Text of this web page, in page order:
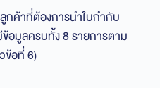
ค้าที่ต้องการนำใบกำกับ
อมูลครบทั้ง 8 รายการตาม
ข้อที่ 6)